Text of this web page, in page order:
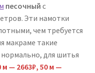
песочный с
Эти намотки
чем требуется
макраме такие
для шитья
м — 2663₽, 50 м —